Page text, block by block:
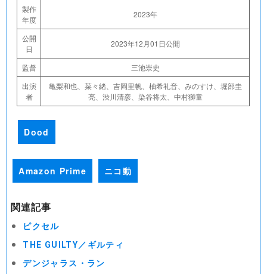
製作
年度
2023年
公開
日
2023年12月01日公開
監督
三池崇史
出演
者
亀梨和也、菜々緒、吉岡里帆、柚希礼音、みのすけ、堀部圭
亮、渋川清彦、染谷将太、中村獅童
Dood
Amazon Prime ニコ動
関連記事
ピクセル
THE GUILTY／ギルティ
デンジャラス・ラン